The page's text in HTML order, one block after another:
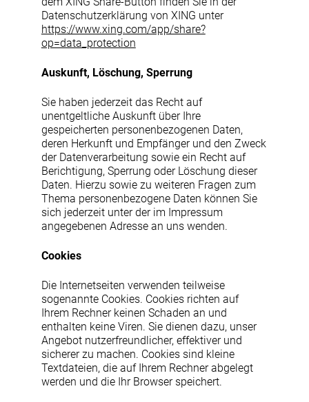
Datenschutzerklärung von XING unter
https://www.xing.com/app/share?
op=data_protection
Auskunft, Löschung, Sperrung
Sie haben jederzeit das Recht auf
unentgeltliche Auskunft über Ihre
gespeicherten personenbezogenen Daten,
deren Herkunft und Empfänger und den Zweck
der Datenverarbeitung sowie ein Recht auf
Berichtigung, Sperrung oder Löschung dieser
Daten. Hierzu sowie zu weiteren Fragen zum
Thema personenbezogene Daten können Sie
sich jederzeit unter der im Impressum
angegebenen Adresse an uns wenden.
Cookies
Die Internetseiten verwenden teilweise
sogenannte Cookies. Cookies richten auf
Ihrem Rechner keinen Schaden an und
enthalten keine Viren. Sie dienen dazu, unser
Angebot nutzerfreundlicher, effektiver und
sicherer zu machen. Cookies sind kleine
Textdateien, die auf Ihrem Rechner abgelegt
werden und die Ihr Browser speichert.